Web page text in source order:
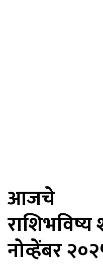
आजचे
राशिभविष्य
नोव्हेंबर